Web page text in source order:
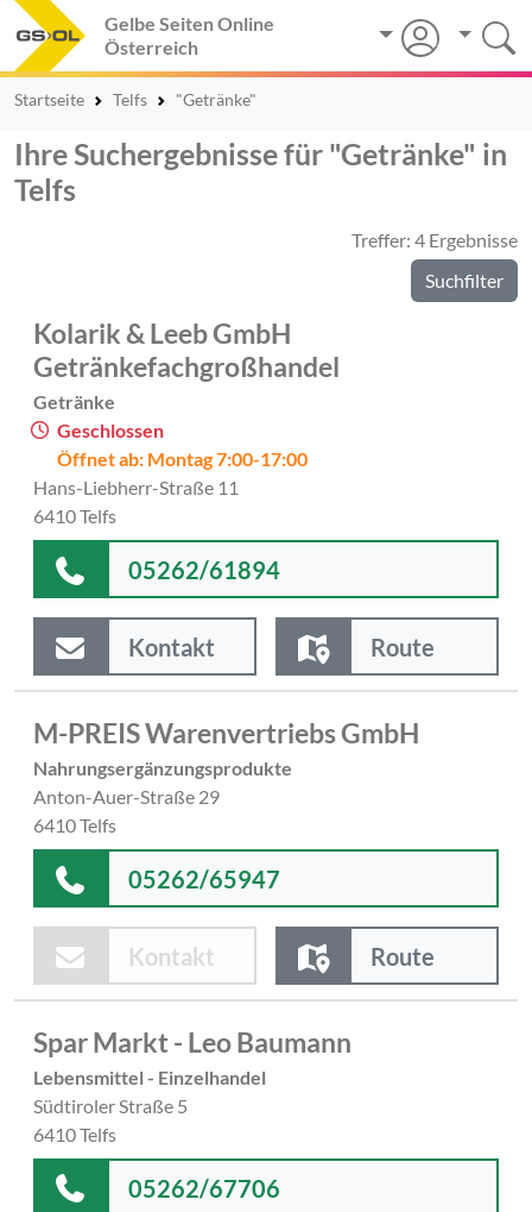
Gelbe Seiten Online
Österreich
Startseite Telfs "Getränke"
Ihre Suchergebnisse für "Getränke" in
Telfs
Treffer: 4 Ergebnisse
Suchfilter
Kolarik & Leeb GmbH
Getränkefachgroßhandel
Getränke
Geschlossen
Öffnet ab: Montag 7:00-17:00
Hans-Liebherr-Straße 11
6410 Telfs
05262/61894
Kontakt Route
M-PREIS Warenvertriebs GmbH
Nahrungsergänzungsprodukte
Anton-Auer-Straße 29
6410 Telfs
05262/65947
Kontakt Route
Spar Markt - Leo Baumann
Lebensmittel - Einzelhandel
Südtiroler Straße 5
6410 Telfs
05262/67706